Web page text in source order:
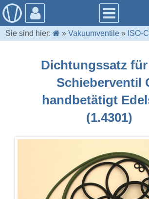
Sie sind hier: »Vakuumventile » ISO-
Dichtungssatz für
Schieberventil
handbetätigt
(1.4301)